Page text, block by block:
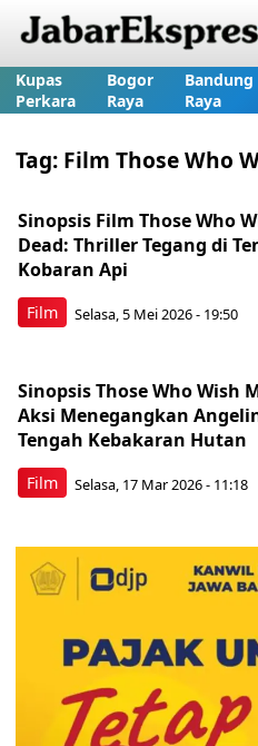
Kupas
Perkara
Bogor
Raya
Bandung
Raya
Tag: Film Those Who
Film
Sinopsis Film Those Who
Dead: Thriller Tegang di
Kobaran Api
Selasa, 5 Mei 2026 - 19:50
Film
Sinopsis Those Who Wish
Aksi Menegangkan
Tengah Kebakaran Hutan
Selasa, 17 Mar 2026 - 11:18